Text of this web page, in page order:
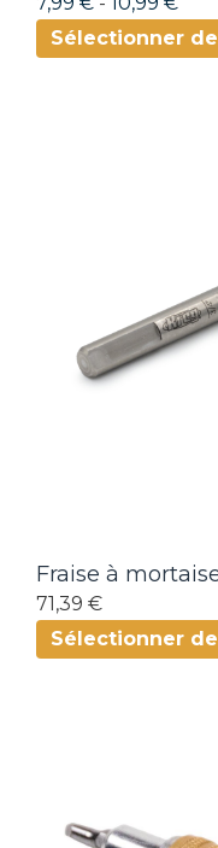
Sélectionner
Fraise à
71,39 €
Sélectionner